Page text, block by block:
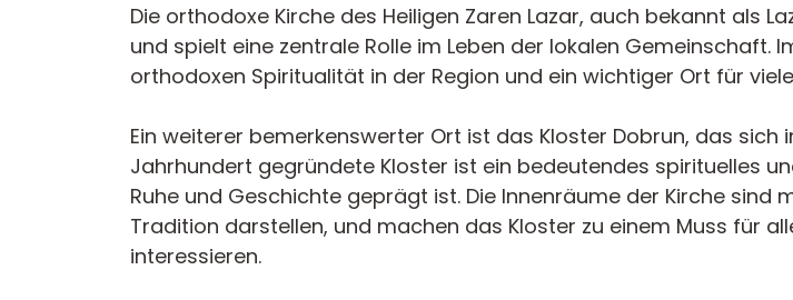
Die orthodoxe Kirche des Heiligen Zaren Lazar, auch bekannt als
und spielt eine zentrale Rolle im Leben der lokalen Gemeinschaft.
orthodoxen Spiritualität in der Region und ein wichtiger Ort für
Ein weiterer bemerkenswerter Ort ist das Kloster Dobrun, das sich
Jahrhundert gegründete Kloster ist ein bedeutendes spirituelles
Ruhe und Geschichte geprägt ist. Die Innenräume der Kirche sind
Tradition darstellen, und machen das Kloster zu einem Muss für
interessieren.